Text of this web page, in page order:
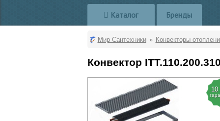
Каталог Бренды
Мир Сантехники Конвекторы
Конвектор
10